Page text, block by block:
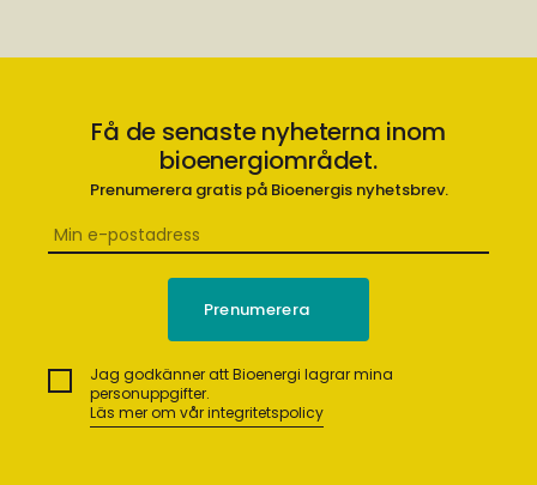
Få de senaste nyheterna inom
bioenergiområdet.
Prenumerera gratis på Bioenergis nyhetsbrev.
Jag godkänner att Bioenergi lagrar mina
personuppgifter.
Läs mer om vår integritetspolicy